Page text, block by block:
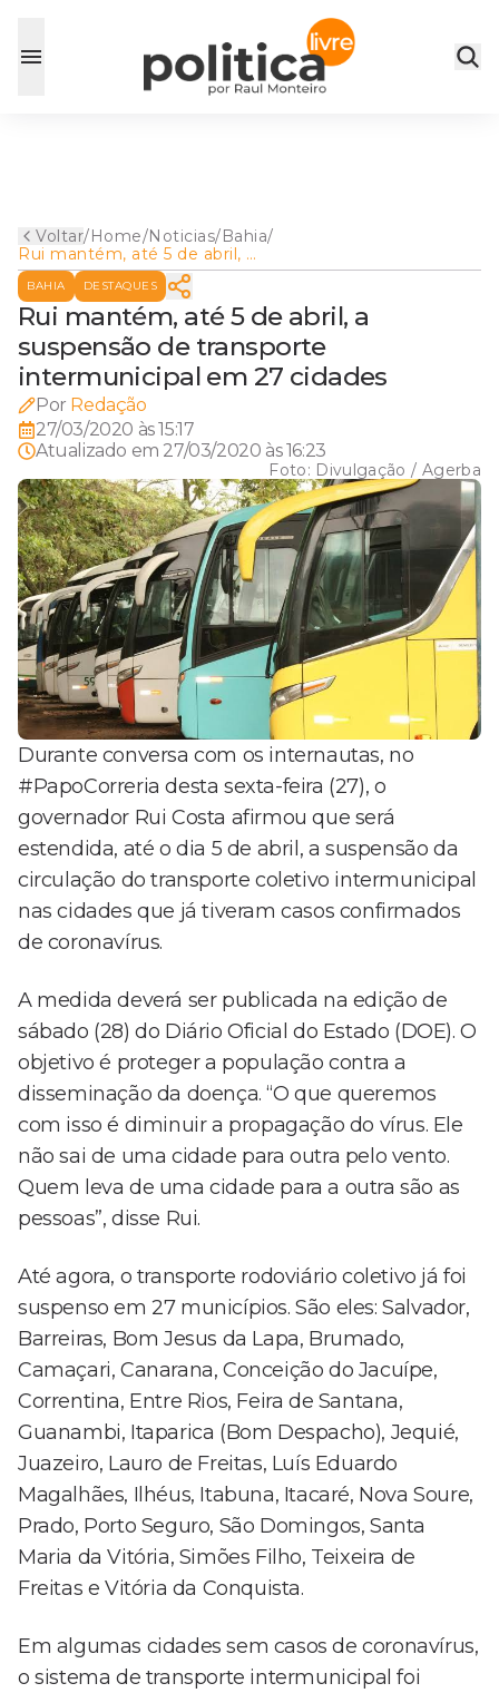
Voltar/Home/Noticias/Bahia/
Rui mantém, até 5 de abril, a
suspensão de transporte
intermunicipal em 27 cidades
BAHIA DESTAQUES
Rui mantém, até 5 de abril, a
suspensão de transporte
intermunicipal em 27 cidades
Por Redação
27/03/2020 às 15:17
Atualizado em 27/03/2020 às 16:23
Foto: Divulgação / Agerba
Durante conversa com os internautas, no
#PapoCorreria desta sexta-feira (27), o
governador Rui Costa afirmou que será
estendida, até o dia 5 de abril, a suspensão da
circulação do transporte coletivo intermunicipal
nas cidades que já tiveram casos confirmados
de coronavírus.
A medida deverá ser publicada na edição de
sábado (28) do Diário Oficial do Estado (DOE). O
objetivo é proteger a população contra a
disseminação da doença. “O que queremos
com isso é diminuir a propagação do vírus. Ele
não sai de uma cidade para outra pelo vento.
Quem leva de uma cidade para a outra são as
pessoas”, disse Rui.
Até agora, o transporte rodoviário coletivo já foi
suspenso em 27 municípios. São eles: Salvador,
Barreiras, Bom Jesus da Lapa, Brumado,
Camaçari, Canarana, Conceição do Jacuípe,
Correntina, Entre Rios, Feira de Santana,
Guanambi, Itaparica (Bom Despacho), Jequié,
Juazeiro, Lauro de Freitas, Luís Eduardo
Magalhães, Ilhéus, Itabuna, Itacaré, Nova Soure,
Prado, Porto Seguro, São Domingos, Santa
Maria da Vitória, Simões Filho, Teixeira de
Freitas e Vitória da Conquista.
Em algumas cidades sem casos de coronavírus,
o sistema de transporte intermunicipal foi